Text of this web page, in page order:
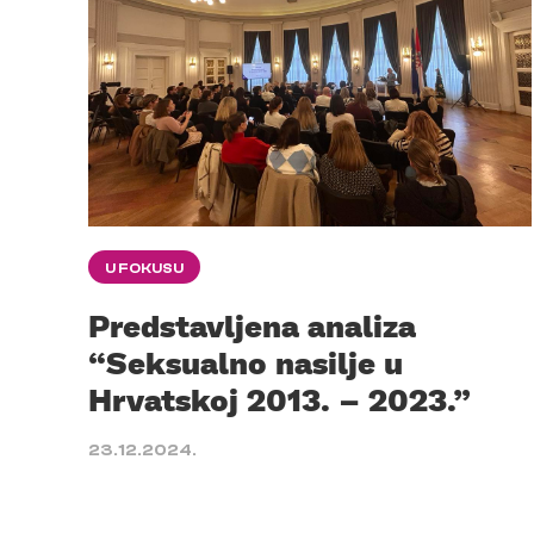
U FOKUSU
Predstavljena analiza
“Seksualno nasilje u
Hrvatskoj 2013. – 2023.”
23.12.2024.